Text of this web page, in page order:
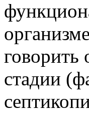
говорить
стадии